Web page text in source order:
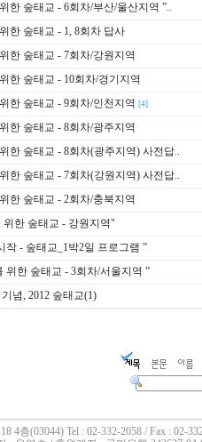
한 숲태교 - 6회차/부산/울산지역 ”..
한 숲태교 - 1, 8회차 답사
한 숲태교 - 7회차/강원지역
한 숲태교 - 10회차/경기지역
한 숲태교 - 9회차/인천지역 [4]
한 숲태교 - 8회차/광주지역
한 숲태교 - 8회차(광주지역) 사전답..
한 숲태교 - 7회차(강원지역) 사전답..
한 숲태교 - 2회차/충북지역
위한 숲태교 - 강원지역"
작 - 숲태교_1박2일 프로그램 ”
위한 숲태교 - 3회차/서울지역 ”
념, 2012 숲태교(1)
4층(03044)Tel : 02-332-2058 / Fax : 02-